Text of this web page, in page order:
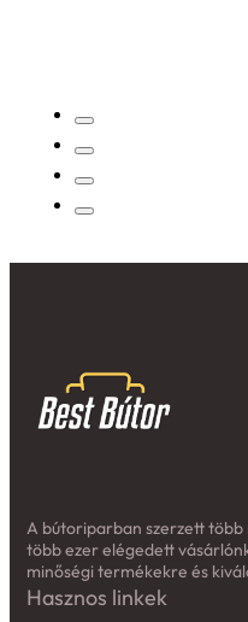
A bútoriparban szerzett
több ezer elégedett
minőségi termékekre és
Hasznos linkek